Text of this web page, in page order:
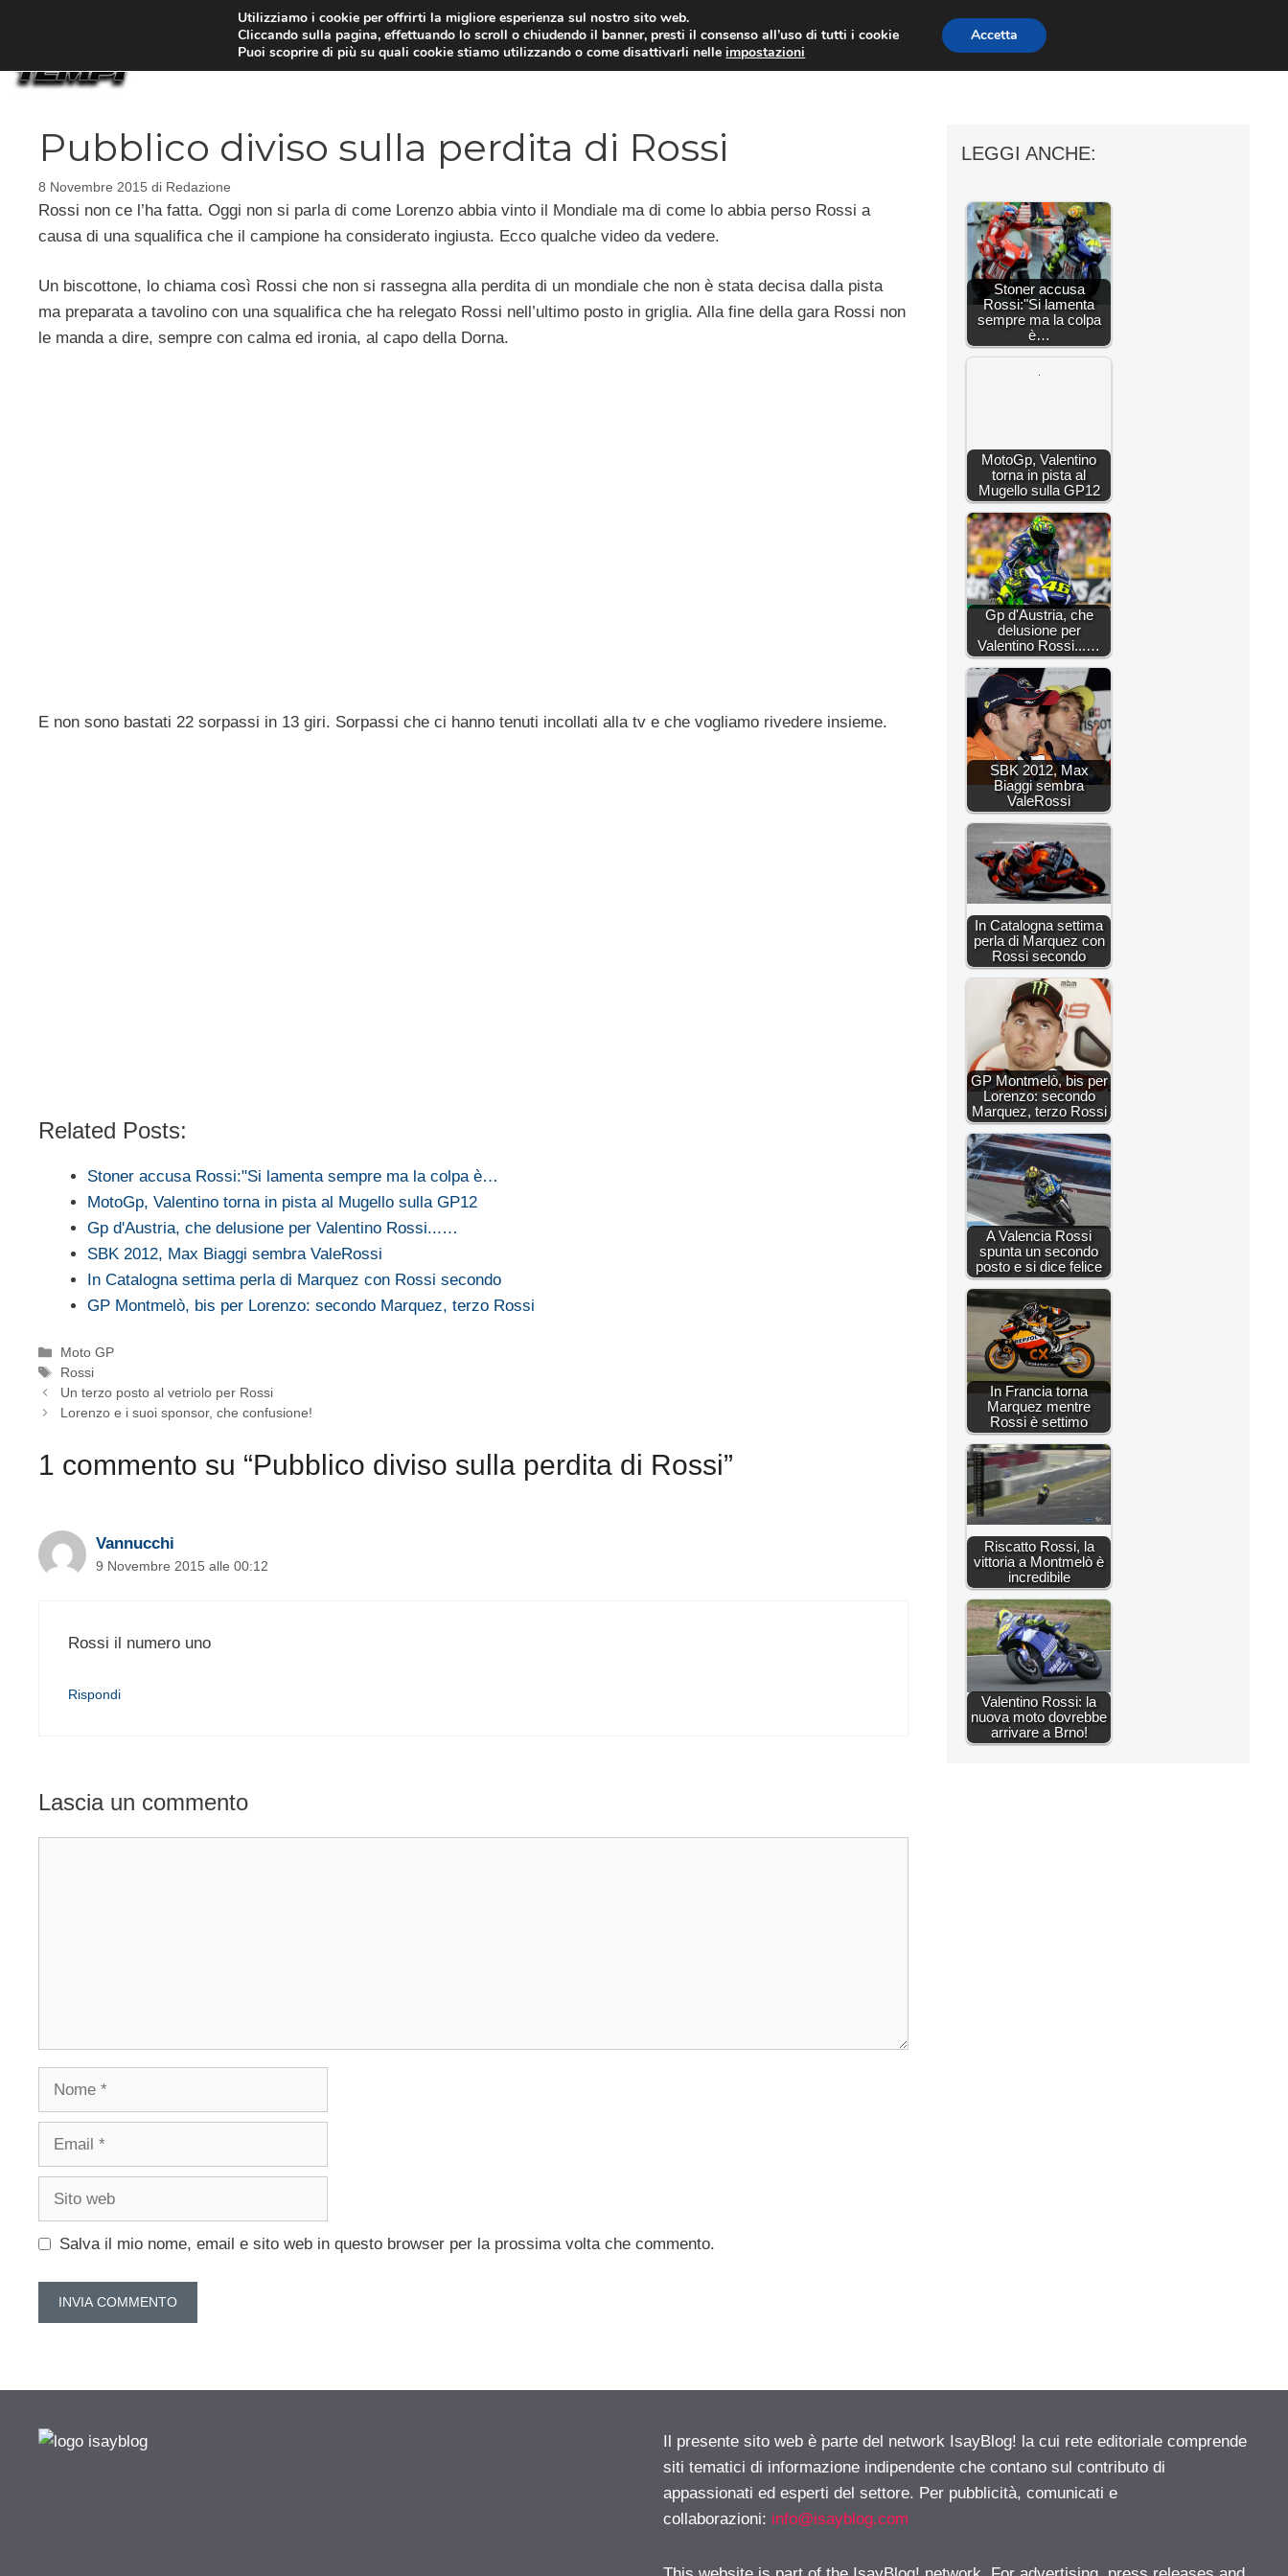
MOTO NEWS ACCESSORI MOTO MOTO GP
Pubblico diviso sulla perdita di Rossi
8 Novembre 2015 di Redazione
Rossi non ce l’ha fatta. Oggi non si parla di come Lorenzo abbia vinto il Mondiale ma di come lo abbia perso Rossi a
causa di una squalifica che il campione ha considerato ingiusta. Ecco qualche video da vedere.
Un biscottone, lo chiama così Rossi che non si rassegna alla perdita di un mondiale che non è stata decisa dalla pista
ma preparata a tavolino con una squalifica che ha relegato Rossi nell’ultimo posto in griglia. Alla fine della gara Rossi non
le manda a dire, sempre con calma ed ironia, al capo della Dorna.
E non sono bastati 22 sorpassi in 13 giri. Sorpassi che ci hanno tenuti incollati alla tv e che vogliamo rivedere insieme.
Related Posts:
Stoner accusa Rossi:"Si lamenta sempre ma la colpa è…
MotoGp, Valentino torna in pista al Mugello sulla GP12
Gp d'Austria, che delusione per Valentino Rossi...…
SBK 2012, Max Biaggi sembra ValeRossi
In Catalogna settima perla di Marquez con Rossi secondo
GP Montmelò, bis per Lorenzo: secondo Marquez, terzo Rossi
Categorie
Moto GP
Tag
Rossi
Un terzo posto al vetriolo per Rossi
Lorenzo e i suoi sponsor, che confusione!
1 commento su “Pubblico diviso sulla perdita di Rossi”
Vannucchi
9 Novembre 2015 alle 00:12
Rossi il numero uno
Rispondi
Lascia un commento
Nome
Email
Sito
Salva il mio nome, email e sito web in questo browser per la prossima volta che commento.
LEGGI ANCHE:
Stoner accusa
Rossi:"Si lamenta
sempre ma la colpa
è…
MotoGp, Valentino
torna in pista al
Mugello sulla GP12
Gp d'Austria, che
delusione per
Valentino Rossi...…
SBK 2012, Max
Biaggi sembra
ValeRossi
In Catalogna settima
perla di Marquez con
Rossi secondo
GP Montmelò, bis per
Lorenzo: secondo
Marquez, terzo Rossi
A Valencia Rossi
spunta un secondo
posto e si dice felice
In Francia torna
Marquez mentre
Rossi è settimo
Riscatto Rossi, la
vittoria a Montmelò è
incredibile
Valentino Rossi: la
nuova moto dovrebbe
arrivare a Brno!
Il presente sito web è parte del network IsayBlog! la cui rete editoriale comprende
siti tematici di informazione indipendente che contano sul contributo di
appassionati ed esperti del settore. Per pubblicità, comunicati e
collaborazioni: info@isayblog.com
Utilizziamo i cookie per offrirti la migliore esperienza sul nostro sito web.
Cliccando sulla pagina, effettuando lo scroll o chiudendo il banner, presti il consenso all’uso di tutti i cookie
Puoi scoprire di più su quali cookie stiamo utilizzando o come disattivarli nelleimpostazioni
Accetta